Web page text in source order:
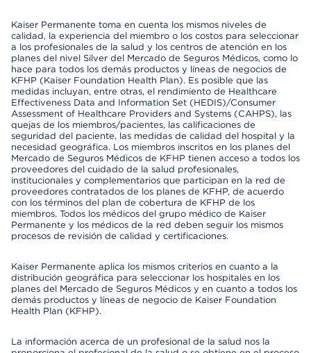
Kaiser Permanente toma en cuenta los mismos niveles de
calidad, la experiencia del miembro o los costos para seleccionar
a los profesionales de la salud y los centros de atención en los
planes del nivel Silver del Mercado de Seguros Médicos, como lo
hace para todos los demás productos y líneas de negocios de
KFHP (Kaiser Foundation Health Plan). Es posible que las
medidas incluyan, entre otras, el rendimiento de Healthcare
Effectiveness Data and Information Set (HEDIS)/Consumer
Assessment of Healthcare Providers and Systems (CAHPS), las
quejas de los miembros/pacientes, las calificaciones de
seguridad del paciente, las medidas de calidad del hospital y la
necesidad geográfica. Los miembros inscritos en los planes del
Mercado de Seguros Médicos de KFHP tienen acceso a todos los
proveedores del cuidado de la salud profesionales,
institucionales y complementarios que participan en la red de
proveedores contratados de los planes de KFHP, de acuerdo
con los términos del plan de cobertura de KFHP de los
miembros. Todos los médicos del grupo médico de Kaiser
Permanente y los médicos de la red deben seguir los mismos
procesos de revisión de calidad y certificaciones.
Kaiser Permanente aplica los mismos criterios en cuanto a la
distribución geográfica para seleccionar los hospitales en los
planes del Mercado de Seguros Médicos y en cuanto a todos los
demás productos y líneas de negocio de Kaiser Foundation
Health Plan (KFHP).
La información acerca de un profesional de la salud nos la